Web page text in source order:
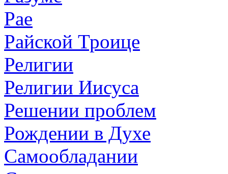
Рае
Райской Троице
Религии
Религии Иисуса
Решении проблем
Рождении в Духе
Самообладании